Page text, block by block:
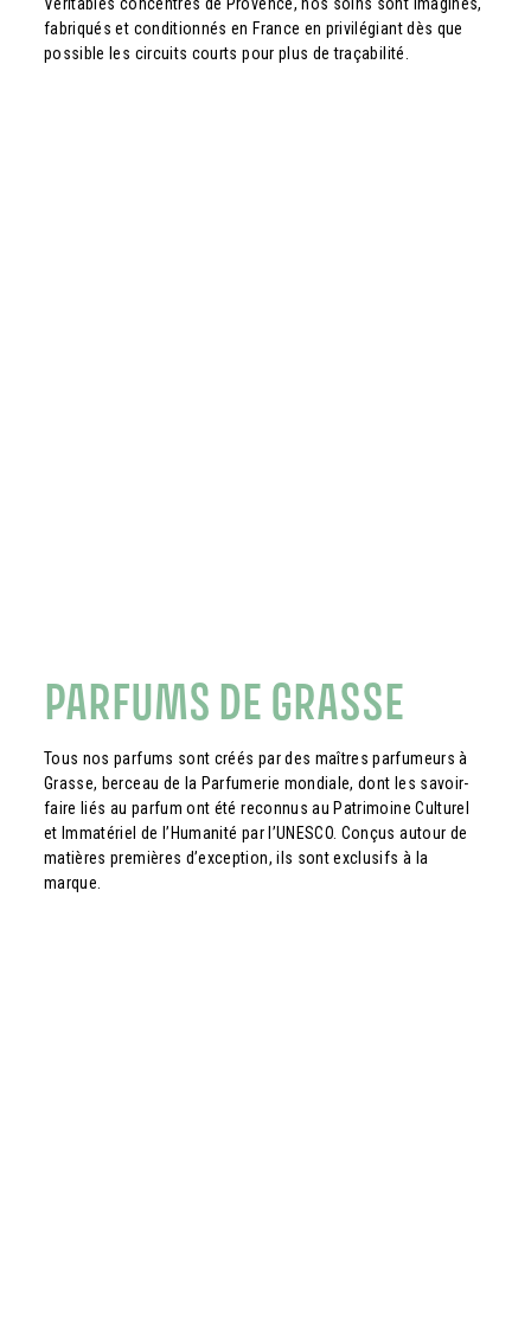
fabriqués et conditionnés en France en privilégiant dès que
possible les circuits courts pour plus de traçabilité.
PARFUMS DE GRASSE
Tous nos parfums sont créés par des maîtres parfumeurs à
Grasse, berceau de la Parfumerie mondiale, dont les savoir-
faire liés au parfum ont été reconnus au Patrimoine Culturel
et Immatériel de l’Humanité par l’UNESCO. Conçus autour de
matières premières d’exception, ils sont exclusifs à la
marque.